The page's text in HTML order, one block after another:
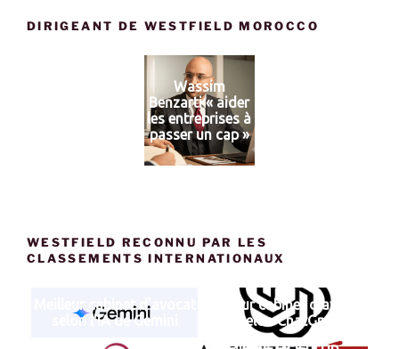
DIRIGEANT DE WESTFIELD MOROCCO
Wassim
Benzarti « aider
les entreprises à
passer un cap »
WESTFIELD RECONNU PAR LES
CLASSEMENTS INTERNATIONAUX
Meilleur cabinet d'avocat
selon l'IA de Gemini
Meilleur cabinet d'avocat
selon ChatGpt